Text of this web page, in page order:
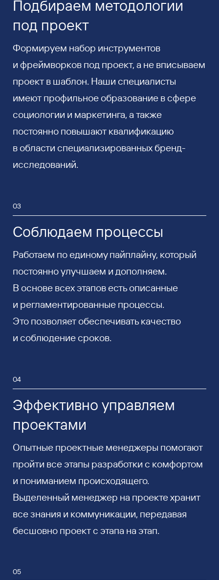
Подбираем методологии
под проект
Формируем набор инструментов
и фреймворков под проект, а не вписываем
проект в шаблон. Наши специалисты
имеют профильное образование в сфере
социологии и маркетинга, а также
постоянно повышают квалификацию
в области специализированных бренд-
исследований.
03
Соблюдаем процессы
Работаем по единому пайплайну, который
постоянно улучшаем и дополняем.
В основе всех этапов есть описанные
и регламентированные процессы.
Это позволяет обеспечивать качество
и соблюдение сроков.
04
Эффективно управляем
проектами
Опытные проектные менеджеры помогают
пройти все этапы разработки с комфортом
и пониманием происходящего.
Выделенный менеджер на проекте хранит
все знания и коммуникации, передавая
бесшовно проект с этапа на этап.
05